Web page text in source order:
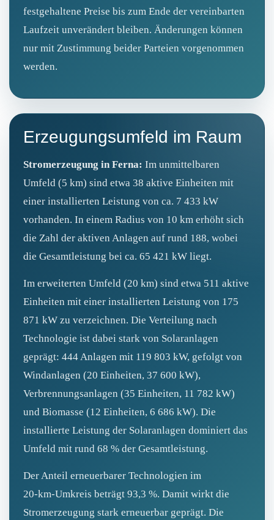
festgehaltene Preise bis zum Ende der vereinbarten
Laufzeit unverändert bleiben. Änderungen können
nur mit Zustimmung beider Parteien vorgenommen
werden.
Erzeugungsumfeld im Raum
Stromerzeugung in Ferna: Im unmittelbaren
Umfeld (5 km) sind etwa 38 aktive Einheiten mit
einer installierten Leistung von ca. 7 433 kW
vorhanden. In einem Radius von 10 km erhöht sich
die Zahl der aktiven Anlagen auf rund 188, wobei
die Gesamtleistung bei ca. 65 421 kW liegt.
Im erweiterten Umfeld (20 km) sind etwa 511 aktive
Einheiten mit einer installierten Leistung von 175
871 kW zu verzeichnen. Die Verteilung nach
Technologie ist dabei stark von Solaranlagen
geprägt: 444 Anlagen mit 119 803 kW, gefolgt von
Windanlagen (20 Einheiten, 37 600 kW),
Verbrennungsanlagen (35 Einheiten, 11 782 kW)
und Biomasse (12 Einheiten, 6 686 kW). Die
installierte Leistung der Solaranlagen dominiert das
Umfeld mit rund 68 % der Gesamtleistung.
Der Anteil erneuerbarer Technologien im
20‑km‑Umkreis beträgt 93,3 %. Damit wirkt die
Stromerzeugung stark erneuerbar geprägt. Die